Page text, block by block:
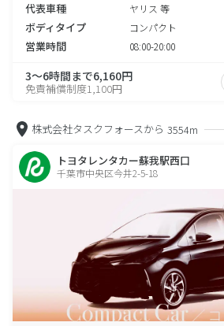
代表車種 ヤリス 等
ボディタイプ コンパクト
営業時間 08:00-20:00
3～6時間まで6,160円
免責補償制度1,100円
株式会社タスクフォースから 3554m
トヨタレンタカー蘇我駅西口
千葉市中央区今井2-5-18